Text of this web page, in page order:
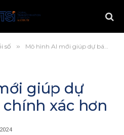
số » Mô hình AI mới giúp dự báo thời tiết chính xác hơn
giúp dự
xác hơn